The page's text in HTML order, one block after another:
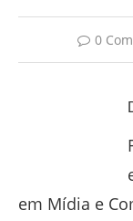
0
em Mídia e